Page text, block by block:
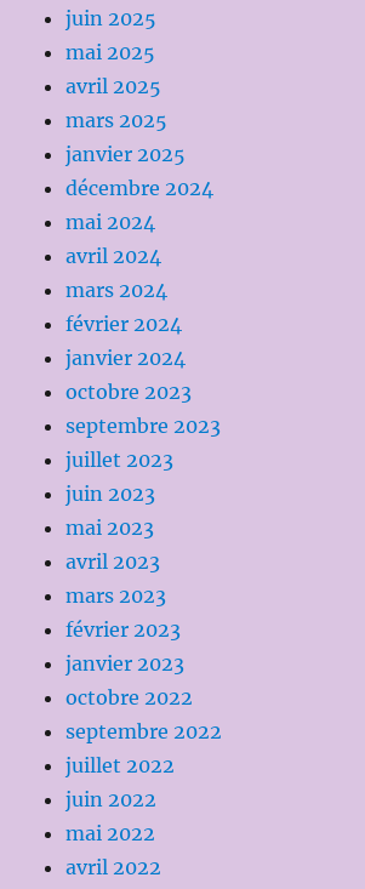
juin 2025
mai 2025
avril 2025
mars 2025
janvier 2025
décembre 2024
mai 2024
avril 2024
mars 2024
février 2024
janvier 2024
octobre 2023
septembre 2023
juillet 2023
juin 2023
mai 2023
avril 2023
mars 2023
février 2023
janvier 2023
octobre 2022
septembre 2022
juillet 2022
juin 2022
mai 2022
avril 2022